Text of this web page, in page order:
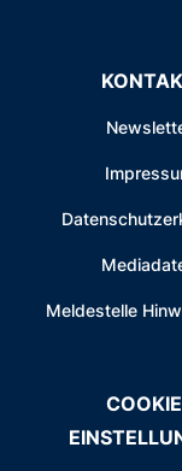
Meldestelle